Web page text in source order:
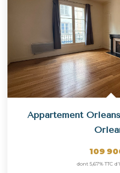
Appartement
109
dont 5,67% TTC